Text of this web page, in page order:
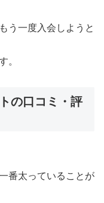
う一度入会しようと
。
の口コミ・評
番太っていることが